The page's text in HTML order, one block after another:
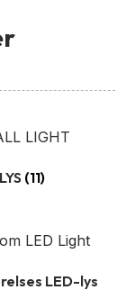
(11)
LED-lys